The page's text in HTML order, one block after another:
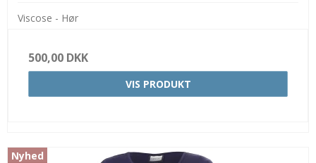
Viscose - Hør
500,00 DKK
VIS PRODUKT
Nyhed